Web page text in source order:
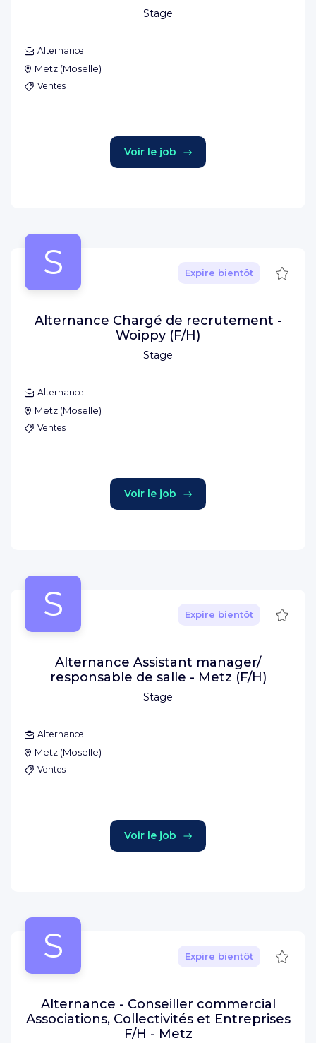
Stage
Alternance
Metz (Moselle)
Ventes
Voir le job
S
Stage
Expire bientôt
Alternance Chargé de recrutement -
Woippy (F/H)
Alternance
Metz (Moselle)
Ventes
Voir le job
S
Stage
Expire bientôt
Alternance Assistant manager/
responsable de salle - Metz (F/H)
Alternance
Metz (Moselle)
Ventes
Voir le job
S Expire bientôt
Alternance - Conseiller commercial
Associations, Collectivités et Entreprises
F/H - Metz